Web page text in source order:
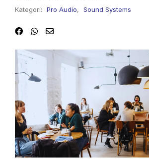
Kategori:
Pro Audio, Sound Systems